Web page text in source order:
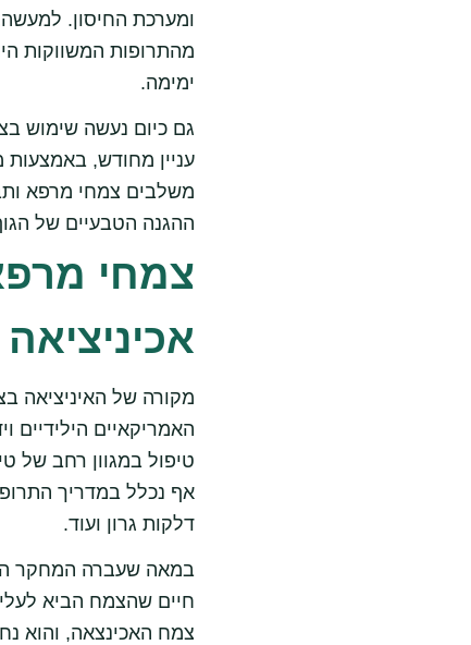
ומערכת החיסון.
מהתרופות המשווקות
ימימה.
גם כיום נעשה שימוש
עניין מחודש, באמצעות
משלבים צמחי מרפא
ההגנה הטבעיים של
צמחי
אכיניציאה
מקורה של האיניציאה
האמריקאיים
טיפול במגוון רחב של
אף נכלל במדריך
דלקות גרון ועוד.
במאה שעברה המחקר
חיים שהצמח הביא
צמח האכינצאה, והוא